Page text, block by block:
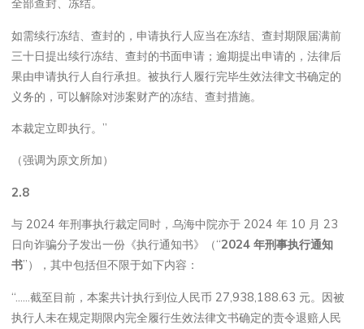
全部查封、冻结。
如需续行冻结、查封的，申请执行人应当在冻结、查封期限届满前
三十日提出续行冻结、查封的书面申请；逾期提出申请的，法律后
果由申请执行人自行承担。被执行人履行完毕生效法律文书确定的
义务的，可以解除对涉案财产的冻结、查封措施。
本裁定立即执行。”
（强调为原文所加）
2.8
与 2024 年刑事执行裁定同时，乌海中院亦于 2024 年 10 月 23
日向诈骗分子发出一份《执行通知书》（“2024年刑事执行通知
书”），其中包括但不限于如下内容：
“……截至目前，本案共计执行到位人民币 27,938,188.63 元。因被
执行人未在规定期限内完全履行生效法律文书确定的责令退赔人民